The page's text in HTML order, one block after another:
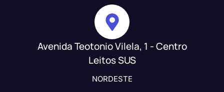
Avenida Teotonio Vilela, 1 - Centro
Leitos SUS
NORDESTE